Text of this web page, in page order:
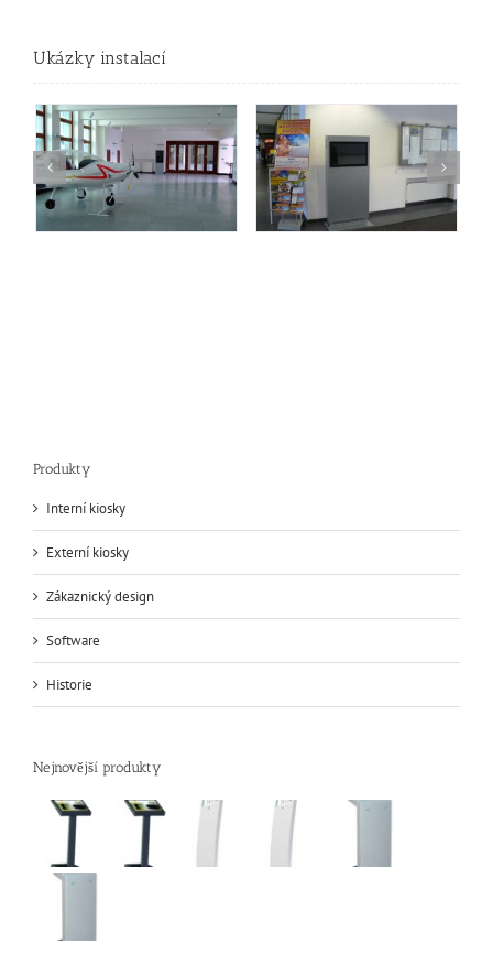
Ukázky instalací
Produkty
Interní kiosky
Externí kiosky
Zákaznický design
Software
Historie
Nejnovější produkty